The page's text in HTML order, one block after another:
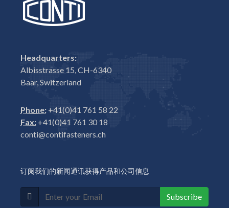
Headquarters:
Albisstrasse 15, CH-6340
Baar, Switzerland
Phone: +41(0)41 761 58 22
Fax: +41(0)41 761 30 18
conti@contifasteners.ch
订阅我们的新闻通讯获得产品和公司信息
Subscribe